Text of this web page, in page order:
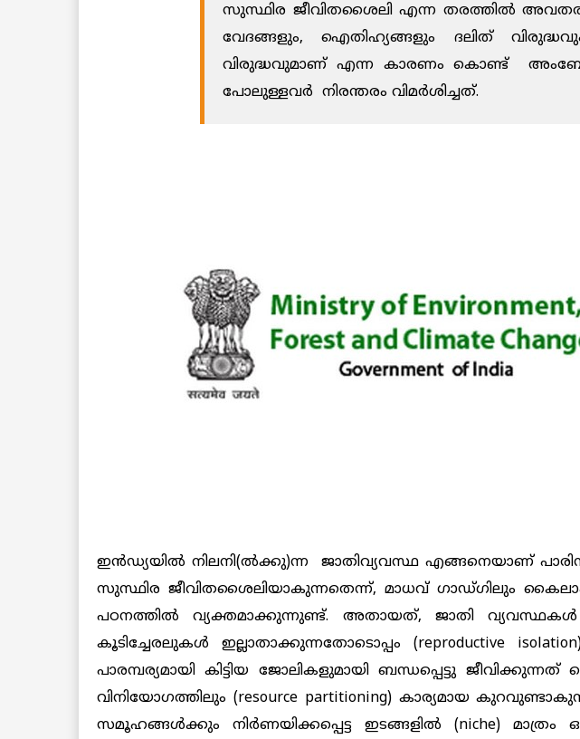
സുസ്ഥിര ജീവിതശൈലി എന്ന തരത്തിൽ
വേദങ്ങളും, ഐതിഹ്യങ്ങളും ദലിത്
വിരുദ്ധവുമാണ് എന്ന കാരണം കൊണ്ട്
പോലുള്ളവർ നിരന്തരം വിമർശിച്ചത്.
ഇൻഡ്യയിൽ നിലനി(ൽക്കു)ന്ന ജാതിവ്യവസ്ഥ എങ്ങനെയാണ്
സുസ്ഥിര ജീവിതശൈലിയാകുന്നതെന്ന്, മാധവ് ഗാഡ്ഗിലും
പഠനത്തിൽ വ്യക്തമാക്കുന്നുണ്ട്. അതായത്, ജാതി വ്യവസ്ഥകൾ
കൂടിച്ചേരലുകൾ ഇല്ലാതാക്കുന്നതോടൊപ്പം (reproductive
പാരമ്പര്യമായി കിട്ടിയ ജോലികളുമായി ബന്ധപ്പെട്ടു
വിനിയോഗത്തിലും (resource partitioning) കാര്യമായ
സമൂഹങ്ങൾക്കും നിർണയിക്കപ്പെട്ട ഇടങ്ങളിൽ (niche)